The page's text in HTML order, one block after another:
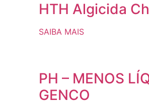
HTH Algicida
SAIBA MAIS
PH – MENOS
GENCO